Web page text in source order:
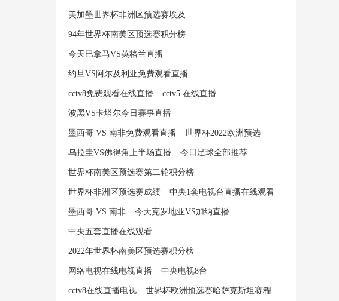
美加墨世界杯非洲区预选赛埃及
94年世界杯南美区预选赛积分榜
今天巴拿马VS英格兰直播
约旦VS阿尔及利亚免费观看直播
cctv8免费观看在线直播 cctv5 在线直播
波黑VS卡塔尔今日赛事直播
墨西哥 VS 南非免费观看直播 世界杯2022欧洲预选
乌拉圭VS佛得角上半场直播 今日足球全部推荐
世界杯南美区预选赛第二轮积分榜
世界杯非洲区预选赛成绩 中央1套电视台直播在线观看
墨西哥 VS 南非 今天克罗地亚VS加纳直播
中央五套直播在线观看
2022年世界杯南美区预选赛积分榜
网络电视在线电视直播 中央电视8台
cctv8在线直播电视 世界杯欧洲预选赛哈萨克斯坦赛程